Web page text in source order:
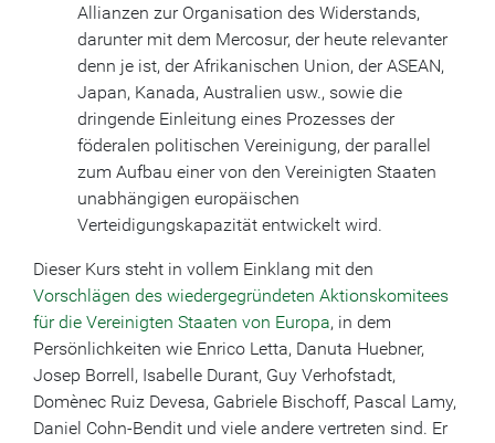
Allianzen zur Organisation des Widerstands,
darunter mit dem Mercosur, der heute relevanter
denn je ist, der Afrikanischen Union, der ASEAN,
Japan, Kanada, Australien usw., sowie die
dringende Einleitung eines Prozesses der
föderalen politischen Vereinigung, der parallel
zum Aufbau einer von den Vereinigten Staaten
unabhängigen europäischen
Verteidigungskapazität entwickelt wird.
Dieser Kurs steht in vollem Einklang mit den
Vorschlägen des wiedergegründeten Aktionskomitees
für die Vereinigten Staaten von Europa, in dem
Persönlichkeiten wie Enrico Letta, Danuta Huebner,
Josep Borrell, Isabelle Durant, Guy Verhofstadt,
Domènec Ruiz Devesa, Gabriele Bischoff, Pascal Lamy,
Daniel Cohn-Bendit und viele andere vertreten sind. Er